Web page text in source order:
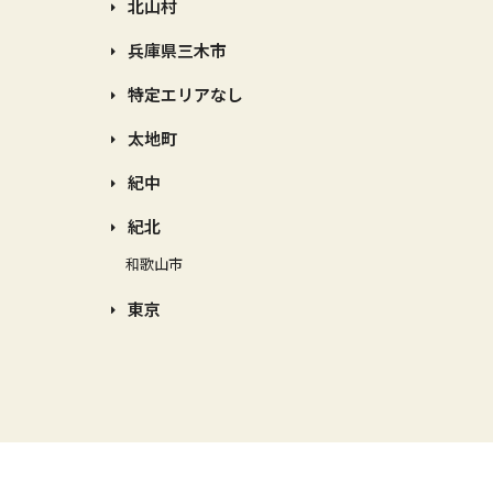
北山村
兵庫県三木市
特定エリアなし
太地町
紀中
紀北
和歌山市
東京